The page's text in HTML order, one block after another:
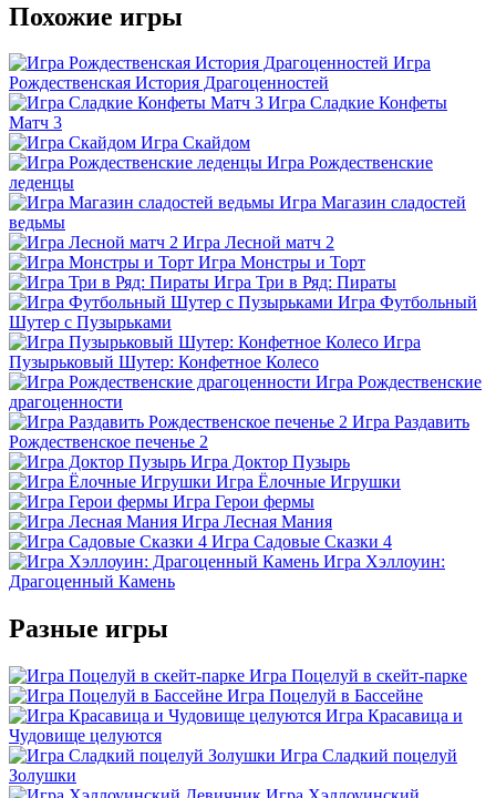
Похожие игры
Игра
Рождественская История Драгоценностей
Игра Сладкие Конфеты
Матч 3
Игра Скайдом
Игра Рождественские
леденцы
Игра Магазин сладостей
ведьмы
Игра Лесной матч 2
Игра Монстры и Торт
Игра Три в Ряд: Пираты
Игра Футбольный
Шутер с Пузырьками
Игра
Пузырьковый Шутер: Конфетное Колесо
Игра Рождественские
драгоценности
Игра Раздавить
Рождественское печенье 2
Игра Доктор Пузырь
Игра Ёлочные Игрушки
Игра Герои фермы
Игра Лесная Мания
Игра Садовые Сказки 4
Игра Хэллоуин:
Драгоценный Камень
Разные игры
Игра Поцелуй в скейт-парке
Игра Поцелуй в Бассейне
Игра Красавица и
Чудовище целуются
Игра Сладкий поцелуй
Золушки